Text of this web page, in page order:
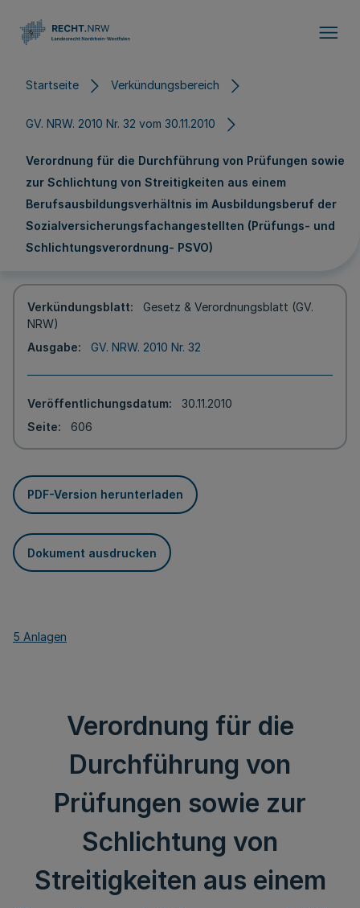
Startseite Verkündungsbereich
GV. NRW. 2010 Nr. 32 vom 30.11.2010
Verordnung für die Durchführung von Prüfungen sowie
zur Schlichtung von Streitigkeiten aus einem
Berufsausbildungsverhältnis im Ausbildungsberuf der
Sozialversicherungsfachangestellten (Prüfungs- und
Schlichtungsverordnung- PSVO)
Verkündungsblatt
Gesetz & Verordnungsblatt (GV.
NRW)
Ausgabe
GV. NRW. 2010 Nr. 32
Veröffentlichungsdatum
30.11.2010
Seite
606
PDF-Version herunterladen
Dokument ausdrucken
5 Anlagen
Verordnung für die
Durchführung von
Prüfungen sowie zur
Schlichtung von
Streitigkeiten aus einem